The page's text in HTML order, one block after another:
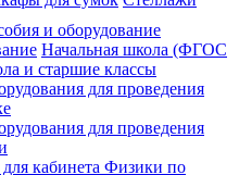
и оборудование
Начальная школа (ФГОС
и старшие классы
для проведения
для проведения
кабинета Физики по